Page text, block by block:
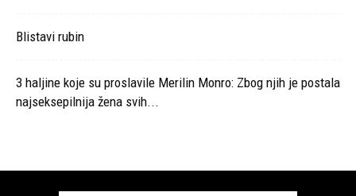
Blistavi rubin
3 haljine koje su proslavile Merilin Monro: Zbog njih je postala
najseksepilnija žena svih...